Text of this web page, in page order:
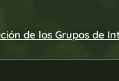
de los Grupos de